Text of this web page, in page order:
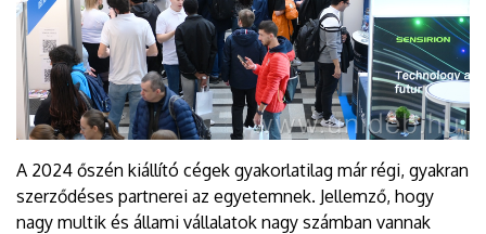
A 2024 őszén kiállító cégek gyakorlatilag már régi, gyakran
szerződéses partnerei az egyetemnek. Jellemző, hogy
nagy multik és állami vállalatok nagy számban vannak